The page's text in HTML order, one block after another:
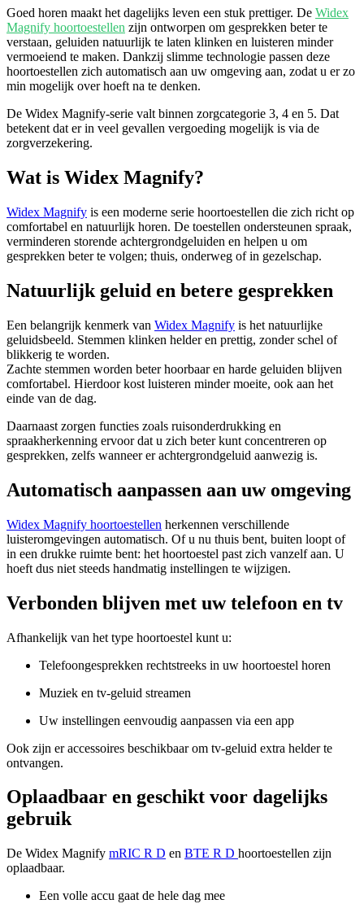
Goed horen maakt het dagelijks leven een stuk prettiger. De Widex
Magnify hoortoestellen zijn ontworpen om gesprekken beter te
verstaan, geluiden natuurlijk te laten klinken en luisteren minder
vermoeiend te maken. Dankzij slimme technologie passen deze
hoortoestellen zich automatisch aan uw omgeving aan, zodat u er zo
min mogelijk over hoeft na te denken.
De Widex Magnify-serie valt binnen zorgcategorie 3, 4 en 5. Dat
betekent dat er in veel gevallen vergoeding mogelijk is via de
zorgverzekering.
Wat is Widex Magnify?
Widex Magnify is een moderne serie hoortoestellen die zich richt op
comfortabel en natuurlijk horen. De toestellen ondersteunen spraak,
verminderen storende achtergrondgeluiden en helpen u om
gesprekken beter te volgen; thuis, onderweg of in gezelschap.
Natuurlijk geluid en betere gesprekken
Een belangrijk kenmerk van Widex Magnify is het natuurlijke
geluidsbeeld. Stemmen klinken helder en prettig, zonder schel of
blikkerig te worden.
Zachte stemmen worden beter hoorbaar en harde geluiden blijven
comfortabel. Hierdoor kost luisteren minder moeite, ook aan het
einde van de dag.
Daarnaast zorgen functies zoals ruisonderdrukking en
spraakherkenning ervoor dat u zich beter kunt concentreren op
gesprekken, zelfs wanneer er achtergrondgeluid aanwezig is.
Automatisch aanpassen aan uw omgeving
Widex Magnify hoortoestellen herkennen verschillende
luisteromgevingen automatisch. Of u nu thuis bent, buiten loopt of
in een drukke ruimte bent: het hoortoestel past zich vanzelf aan. U
hoeft dus niet steeds handmatig instellingen te wijzigen.
Verbonden blijven met uw telefoon en tv
Afhankelijk van het type hoortoestel kunt u:
Telefoongesprekken rechtstreeks in uw hoortoestel horen
Muziek en tv-geluid streamen
Uw instellingen eenvoudig aanpassen via een app
Ook zijn er accessoires beschikbaar om tv-geluid extra helder te
ontvangen.
Oplaadbaar en geschikt voor dagelijks
gebruik
De Widex Magnify mRIC R D en BTE R D hoortoestellen zijn
oplaadbaar.
Een volle accu gaat de hele dag mee